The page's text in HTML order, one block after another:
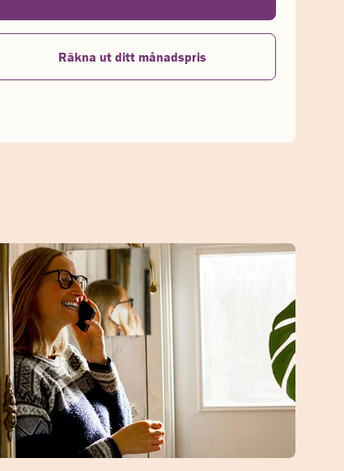
Räkna ut ditt månadspris